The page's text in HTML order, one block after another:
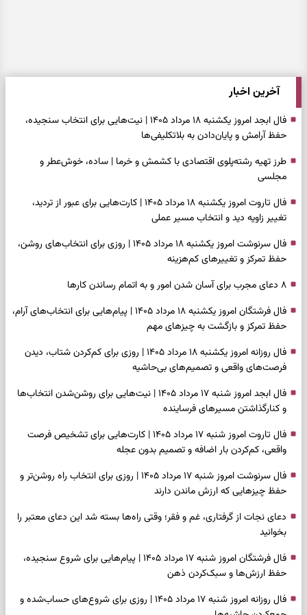
آخرین اخبار
فال ابجد امروز یکشنبه ۱۸ مرداد ۱۴۰۵ | نیت‌هایی برای انتخاب سنجیده،
حفظ آرامش و پایان‌دادن به بلاتکلیفی‌ها
طرز تهیه رشته‌پلوی اقتصادی با کشمش و خرما | ساده، خوش‌عطر و
مجلسی
فال تاروت امروز یکشنبه ۱۸ مرداد ۱۴۰۵ | کارت‌هایی برای عبور از تردید،
تغییر زاویه دید و انتخاب مسیر عملی
فال سرنوشت امروز یکشنبه ۱۸ مرداد ۱۴۰۵ | روزی برای انتخاب‌های روشن،
حفظ تمرکز و تغییرهای کم‌هزینه
۸ دعای مجرب برای آسان شدن امور و به اتمام رساندن کار‌ها
فال فرشتگان امروز یکشنبه ۱۸ مرداد ۱۴۰۵ | پیام‌هایی برای انتخاب‌های آرام،
حفظ تمرکز و بازگشت به چیزهای مهم
فال روزانه امروز یکشنبه ۱۸ مرداد ۱۴۰۵ | روزی برای کم‌کردن شتاب، دیدن
فرصت‌های واقعی و تصمیم‌های بی‌حاشیه
فال ابجد امروز شنبه ۱۷ مرداد ۱۴۰۵ | نیت‌هایی برای روشن‌شدن انتخاب‌ها
و کنارگذاشتن مسیرهای فرساینده
فال تاروت امروز شنبه ۱۷ مرداد ۱۴۰۵ | کارت‌هایی برای تشخیص فرصت
واقعی، کم‌کردن بار اضافه و تصمیم بدون عجله
فال سرنوشت امروز شنبه ۱۷ مرداد ۱۴۰۵ | روزی برای انتخاب راه روشن‌تر و
حفظ چیزهایی که ارزش ماندن دارند
دعای نجات از گرفتاری، غم و فقر؛ وقتی راه‌ها بسته شد این دعای معتبر را
بخوانید
فال فرشتگان امروز شنبه ۱۷ مرداد ۱۴۰۵ | پیام‌هایی برای شروع سنجیده،
حفظ ارزش‌ها و سبک‌کردن ذهن
فال روزانه امروز شنبه ۱۷ مرداد ۱۴۰۵ | روزی برای شروع‌های حساب‌شده و